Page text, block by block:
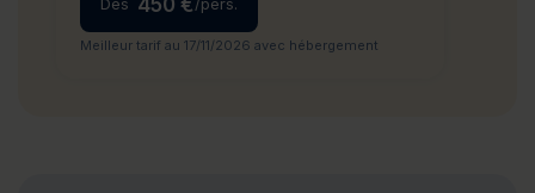
Dès /pers.
Meilleur tarif au 17/11/2026 avec hébergement